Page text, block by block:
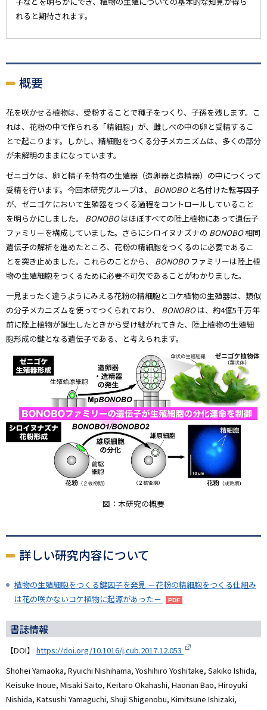
れると期待されます。
概要
花を咲かせる植物は、受粉することで種子をつくり、子孫を残します。こ
れは、花粉の中で作られる「精細胞」が、雌しべの中の卵と受精するこ
とで起こります。しかし、精細胞をつくる分子メカニズムは、多くの部分
が未解明のままになっています。
ゼニゴケは、卵と精子を特有の生殖器（造卵器と造精器）の中につくって
受精を行います。今回本研究グループは、 BONOBO と名付けた転写因子
が、ゼニゴケにおいて生殖器をつくる過程をコントロールしていること
を明らかにしました。 BONOBOはほぼすべての陸上植物にあって遺伝子
ファミリーを構成していました。さらにシロイヌナズナの BONOBO相同
遺伝子の解析を進めたところ、花粉の精細胞をつくるのに必要であるこ
とを突き止めました。これらのことから、 BONOBOファミリーは陸上植
物の生殖細胞をつくるために必要不可欠であることがわかりました。
一見まったく違うようにみえる花粉の精細胞とコケ植物の生殖器は、類似
の分子メカニズムを使ってつくられており、 BONOBOは、約4億5千万年
前に陸上植物が誕生したときから受け継がれてきた、陸上植物の生殖細
胞形成の鍵となる遺伝子である、と考えられます。
図：本研究の概要
詳しい研究内容について
植物の生殖細胞をつくる鍵因子を発見 －花粉の精細胞をつくる仕組み
は花の咲かないコケ植物に起源があった－
書誌情報
【DOI】 https://doi.org/10.1016/j.cub.2017.12.053
Shohei Yamaoka, Ryuichi Nishihama, Yoshihiro Yoshitake, Sakiko Ishida,
Keisuke Inoue, Misaki Saito, Keitaro Okahashi, Haonan Bao, Hiroyuki
Nishida, Katsushi Yamaguchi, Shuji Shigenobu, Kimitsune Ishizaki,